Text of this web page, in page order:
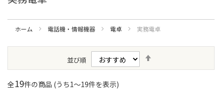
ホーム 電話機・情報機器 電卓 実務電卓
並び順
全19件の商品 (うち1〜19件を表示)